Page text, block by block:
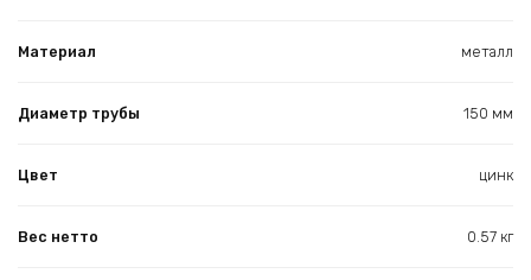
Материал металл
Диаметр трубы 150 мм
Цвет цинк
Вес нетто 0.57 кг